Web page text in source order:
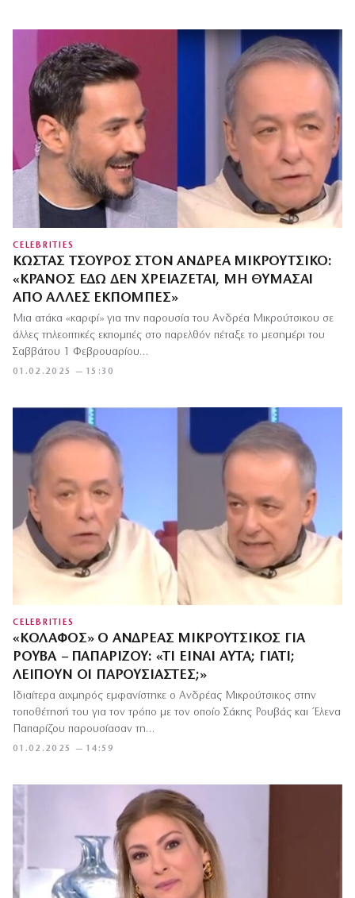
CELEBRITIES
ΚΏΣΤΑΣ ΤΣΟΥΡΌΣ ΣΤΟΝ ΑΝΔΡΈΑ ΜΙΚΡΟΎΤΣΙΚΟ:
«ΚΡΆΝΟΣ ΕΔΏ ΔΕΝ ΧΡΕΙΆΖΕΤΑΙ, ΜΗ ΘΥΜΆΣΑΙ
ΑΠΌ ΆΛΛΕΣ ΕΚΠΟΜΠΈΣ»
01.02.2025 — 15:30
Μια ατάκα «καρφί» για την παρουσία του Ανδρέα Μικρούτσικου σε
άλλες τηλεοπτικές εκπομπές στο παρελθόν πέταξε το μεσημέρι του
Σαββάτου 1 Φεβρουαρίου…
CELEBRITIES
«ΚΌΛΑΦΟΣ» Ο ΑΝΔΡΈΑΣ ΜΙΚΡΟΎΤΣΙΚΟΣ ΓΙΑ
ΡΟΥΒΆ – ΠΑΠΑΡΊΖΟΥ: «ΤΙ ΕΊΝΑΙ ΑΥΤΆ; ΓΙΑΤΊ;
ΛΕΊΠΟΥΝ ΟΙ ΠΑΡΟΥΣΙΑΣΤΈΣ;»
01.02.2025 — 14:59
Ιδιαίτερα αιχμηρός εμφανίστηκε ο Ανδρέας Μικρούτσικος στην
τοποθέτησή του για τον τρόπο με τον οποίο Σάκης Ρουβάς και Έλενα
Παπαρίζου παρουσίασαν τη…